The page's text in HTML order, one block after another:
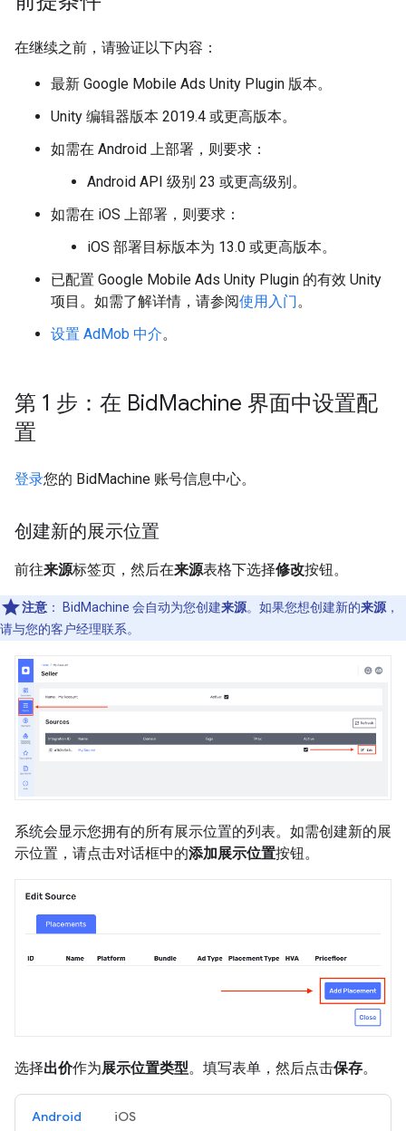
在继续之前，请验证以下内容：
最新 Google Mobile Ads Unity Plugin 版本。
Unity 编辑器版本 2019.4 或更高版本。
如需在 Android 上部署，则要求：
Android API 级别 23 或更高级别。
如需在 iOS 上部署，则要求：
iOS 部署目标版本为 13.0 或更高版本。
已配置 Google Mobile Ads Unity Plugin 的有效 Unity
项目。如需了解详情，请参阅使用入门。
设置 AdMob 中介。
第 1 步：在 BidMachine 界面中设置配
置
登录您的 BidMachine 账号信息中心。
创建新的展示位置
前往来源标签页，然后在来源表格下选择修改按钮。
注意 ： BidMachine 会自动为您创建来源。如果您想创建新的来源，
请与您的客户经理联系。
系统会显示您拥有的所有展示位置的列表。如需创建新的展
示位置，请点击对话框中的添加展示位置按钮。
选择出价作为展示位置类型。填写表单，然后点击保存。
Android iOS